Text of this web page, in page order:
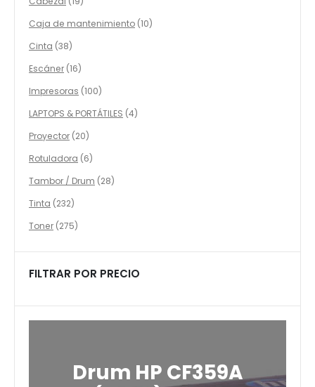
Caja de mantenimiento 1010
Cinta 3838
productos
Escáner 1616
productos
Impresoras 100100
productos
LAPTOPS & PORTÁTILES 44
Proyector 2020
productos
Rotuladora 66
productos
Tambor / Drum 2828
Tinta 232232
productos
Toner 275275
FILTRAR POR PRECIO
Drum HP CF359A